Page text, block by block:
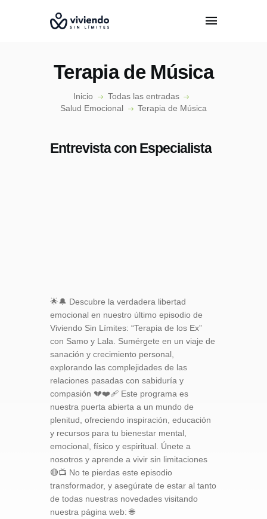
Terapia de Música
Inicio
Todas las entradas
Salud Emocional
Terapia de Música
EPISODIOS
Entrevista con Especialista
🌟🔔 Descubre la verdadera libertad
emocional en nuestro último episodio de
Viviendo Sin Límites: “Terapia de los Ex”
con Samo y Lala. Sumérgete en un viaje de
sanación y crecimiento personal,
explorando las complejidades de las
relaciones pasadas con sabiduría y
compasión 💔❤️‍🩹 Este programa es
nuestra puerta abierta a un mundo de
plenitud, ofreciendo inspiración, educación
y recursos para tu bienestar mental,
emocional, físico y espiritual. Únete a
nosotros y aprende a vivir sin limitaciones
🔴📺 No te pierdas este episodio
transformador, y asegúrate de estar al tanto
de todas nuestras novedades visitando
nuestra página web: 🌐